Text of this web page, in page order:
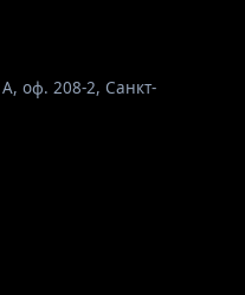
А, оф. 208-2, Санкт-